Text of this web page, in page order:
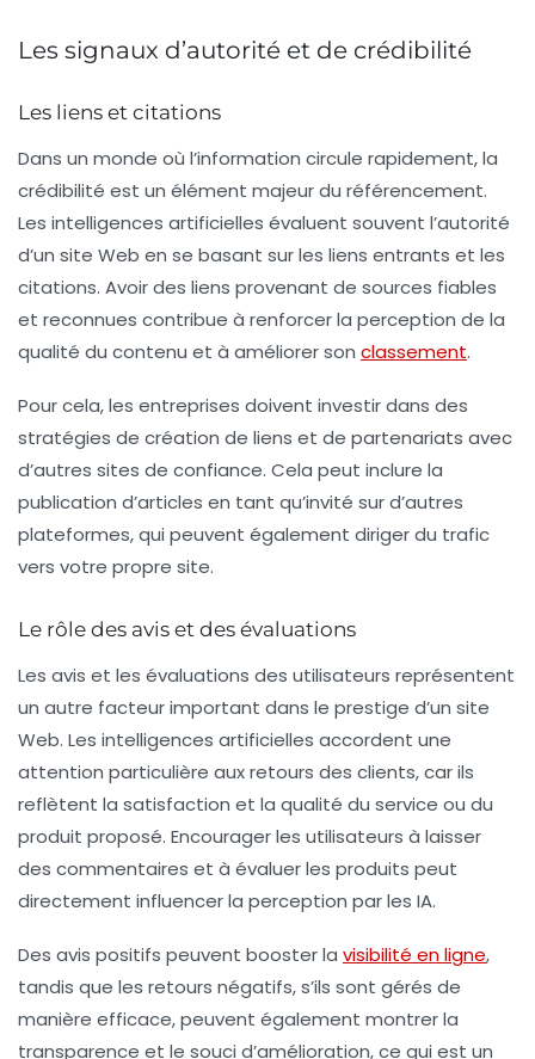
Les signaux d’autorité et de crédibilité
Les liens et citations
Dans un monde où l’information circule rapidement, la
crédibilité est un élément majeur du référencement.
Les intelligences artificielles évaluent souvent l’autorité
d’un site Web en se basant sur les liens entrants et les
citations. Avoir des liens provenant de sources fiables
et reconnues contribue à renforcer la perception de la
qualité du contenu et à améliorer son classement.
Pour cela, les entreprises doivent investir dans des
stratégies de création de liens et de partenariats avec
d’autres sites de confiance. Cela peut inclure la
publication d’articles en tant qu’invité sur d’autres
plateformes, qui peuvent également diriger du trafic
vers votre propre site.
Le rôle des avis et des évaluations
Les avis et les évaluations des utilisateurs représentent
un autre facteur important dans le prestige d’un site
Web. Les intelligences artificielles accordent une
attention particulière aux retours des clients, car ils
reflètent la satisfaction et la qualité du service ou du
produit proposé. Encourager les utilisateurs à laisser
des commentaires et à évaluer les produits peut
directement influencer la perception par les IA.
Des avis positifs peuvent booster la visibilité en ligne,
tandis que les retours négatifs, s’ils sont gérés de
manière efficace, peuvent également montrer la
transparence et le souci d’amélioration, ce qui est un